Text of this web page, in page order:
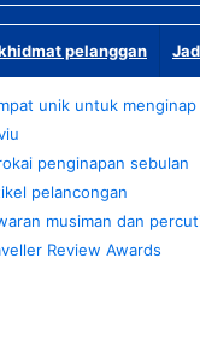
pelanggan
unik untuk menginap
penginapan sebulan
pelancongan
musiman dan
Review Awards